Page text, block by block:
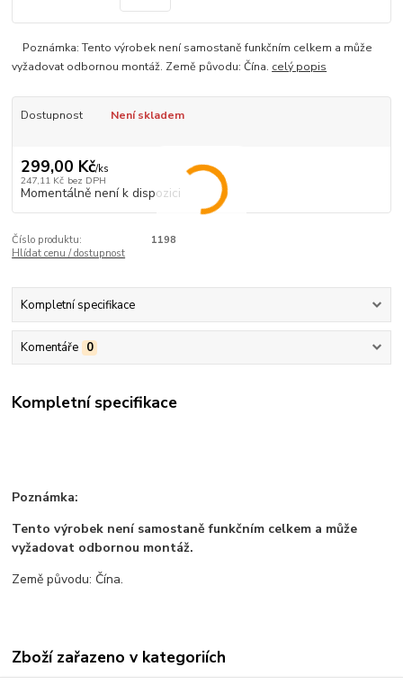
Poznámka: Tento výrobek není samostaně funkčním celkem a může
vyžadovat odbornou montáž. Země původu: Čína. celý popis
Dostupnost Není skladem
299,00 Kč/ks
247,11 Kč bez DPH
Momentálně není k dispozici
Číslo produktu:
1198
Hlídat cenu / dostupnost
Kompletní specifikace
Komentáře 0
Kompletní specifikace
Poznámka:
Tento výrobek není samostaně funkčním celkem a může
vyžadovat odbornou montáž.
Země původu: Čína.
Zboží zařazeno v kategoriích